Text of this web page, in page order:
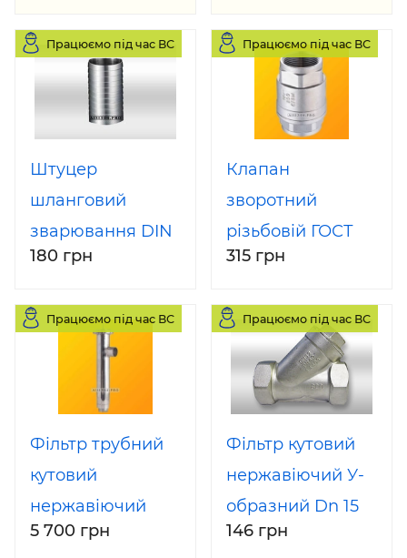
Працюємо під час ВС
Штуцер
шланговий
зварювання DIN
Dn 50 AISI 304
180 грн
Працюємо під час ВС
Клапан
зворотний
різьбовій ГОСТ
Dn 25 AISI 304
315 грн
Працюємо під час ВС
Фільтр трубний
кутовий
нержавіючий
DIN Dn 50 AISI
5 700 грн
Працюємо під час ВС
Фільтр кутовий
нержавіючий У-
образний Dn 15
AISI 304
146 грн